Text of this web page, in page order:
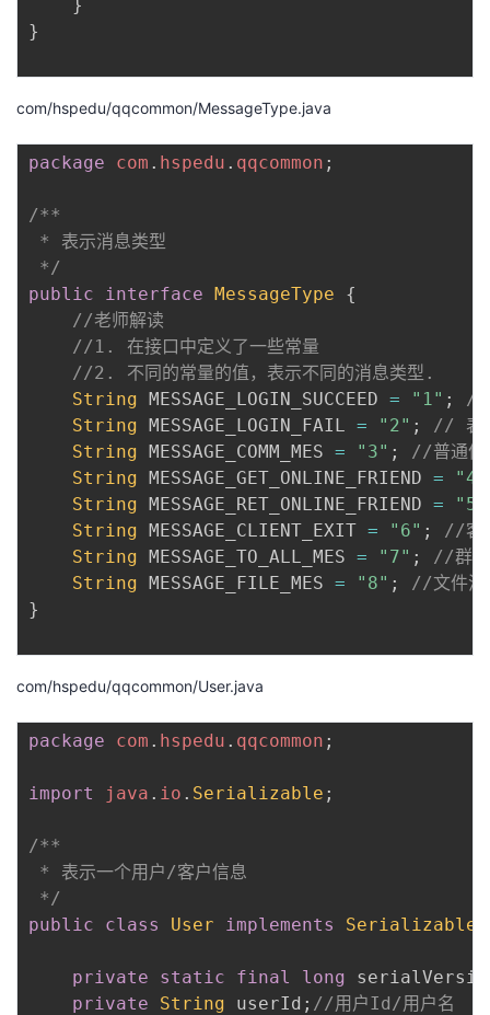
}
}
com/hspedu/qqcommon/MessageType.java
package com . hspedu . qqcommon ;
/**
* 表示消息类型
*/
public
interface MessageType
{
//老师解读
//1. 在接口中定义了一些常量
//2. 不同的常量的值，表示不同的消息类型.
String MESSAGE_LOGIN_SUCCEED = "1" ;
//
String MESSAGE_LOGIN_FAIL = "2" ;
// 表
String MESSAGE_COMM_MES = "3" ;
//普通信
String MESSAGE_GET_ONLINE_FRIEND = "4"
String MESSAGE_RET_ONLINE_FRIEND = "5"
String MESSAGE_CLIENT_EXIT = "6" ;
//客
String MESSAGE_TO_ALL_MES = "7" ;
//群发
String MESSAGE_FILE_MES = "8" ;
//文件消
}
com/hspedu/qqcommon/User.java
package com . hspedu . qqcommon ;
import java . io . Serializable ;
/**
* 表示一个用户/客户信息
*/
public
class User implements Serializable
private static final long
private
String userId ; //用户Id/用户名